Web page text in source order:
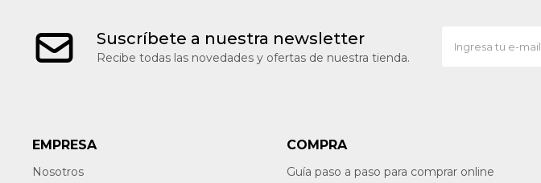
Suscríbete a nuestra newsletter
Recibe todas las novedades y ofertas de nuestra tienda.
EMPRESA
Nosotros
COMPRA
Guía paso a paso para comprar online